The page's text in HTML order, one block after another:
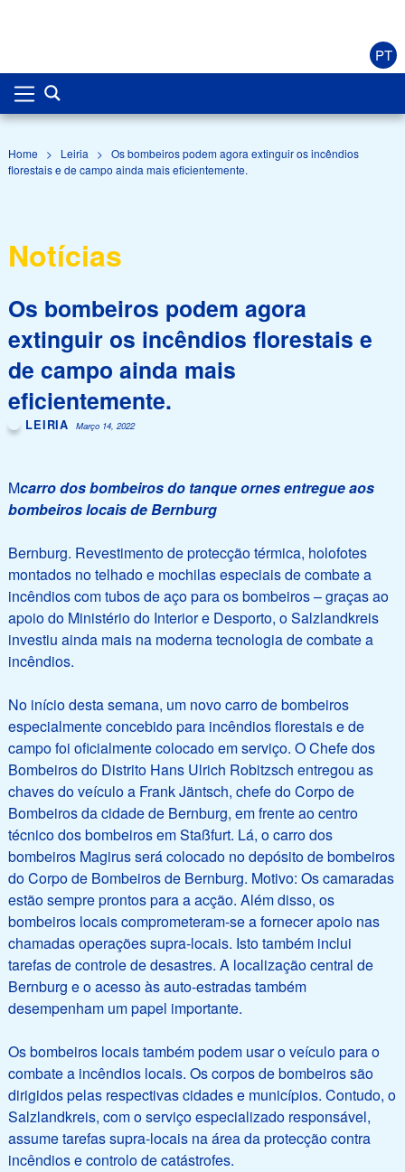
PT
Home > Leiria > Os bombeiros podem agora extinguir os incêndios
florestais e de campo ainda mais eficientemente.
Notícias
Os bombeiros podem agora
extinguir os incêndios florestais e
de campo ainda mais
eficientemente.
LEIRIA Março 14, 2022
Mcarro dos bombeiros do tanque ornes entregue aos
bombeiros locais de Bernburg
Bernburg. Revestimento de protecção térmica, holofotes
montados no telhado e mochilas especiais de combate a
incêndios com tubos de aço para os bombeiros – graças ao
apoio do Ministério do Interior e Desporto, o Salzlandkreis
investiu ainda mais na moderna tecnologia de combate a
incêndios.
No início desta semana, um novo carro de bombeiros
especialmente concebido para incêndios florestais e de
campo foi oficialmente colocado em serviço. O Chefe dos
Bombeiros do Distrito Hans Ulrich Robitzsch entregou as
chaves do veículo a Frank Jäntsch, chefe do Corpo de
Bombeiros da cidade de Bernburg, em frente ao centro
técnico dos bombeiros em Staßfurt. Lá, o carro dos
bombeiros Magirus será colocado no depósito de bombeiros
do Corpo de Bombeiros de Bernburg. Motivo: Os camaradas
estão sempre prontos para a acção. Além disso, os
bombeiros locais comprometeram-se a fornecer apoio nas
chamadas operações supra-locais. Isto também inclui
tarefas de controle de desastres. A localização central de
Bernburg e o acesso às auto-estradas também
desempenham um papel importante.
Os bombeiros locais também podem usar o veículo para o
combate a incêndios locais. Os corpos de bombeiros são
dirigidos pelas respectivas cidades e municípios. Contudo, o
Salzlandkreis, com o serviço especializado responsável,
assume tarefas supra-locais na área da protecção contra
incêndios e controlo de catástrofes.